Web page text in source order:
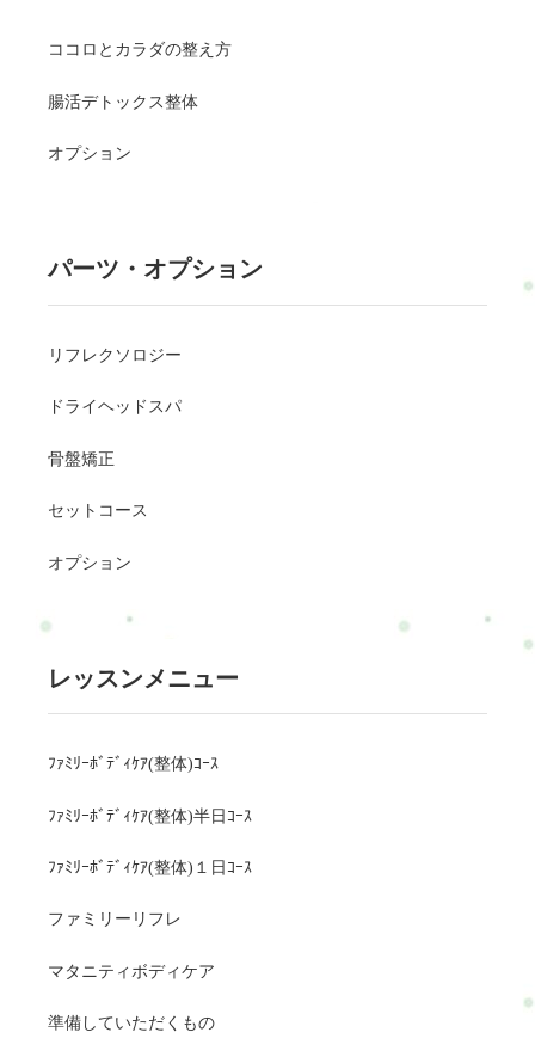
ココロとカラダの整え方
腸活デトックス整体
オプション
パーツ・オプション
リフレクソロジー
ドライヘッドスパ
骨盤矯正
セットコース
オプション
レッスンメニュー
ﾌｧﾐﾘｰﾎﾞﾃﾞｨｹｱ(整体)ｺｰｽ
ﾌｧﾐﾘｰﾎﾞﾃﾞｨｹｱ(整体)半日ｺｰｽ
ﾌｧﾐﾘｰﾎﾞﾃﾞｨｹｱ(整体)１日ｺｰｽ
ファミリーリフレ
マタニティボディケア
準備していただくもの